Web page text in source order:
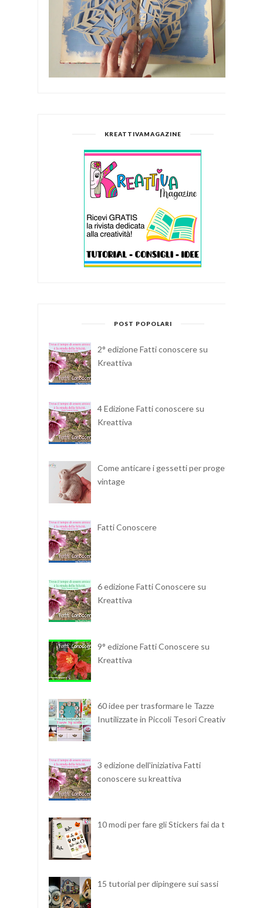
KREATTIVAMAGAZINE
POST POPOLARI
2° edizione Fatti conoscere su
Kreattiva
4 Edizione Fatti conoscere su
Kreattiva
Come anticare i gessetti per progetti
vintage
Fatti Conoscere
6 edizione Fatti Conoscere su
Kreattiva
9° edizione Fatti Conoscere su
Kreattiva
60 idee per trasformare le Tazze
Inutilizzate in Piccoli Tesori Creativi
3 edizione dell'iniziativa Fatti
conoscere su kreattiva
10 modi per fare gli Stickers fai da te
15 tutorial per dipingere sui sassi